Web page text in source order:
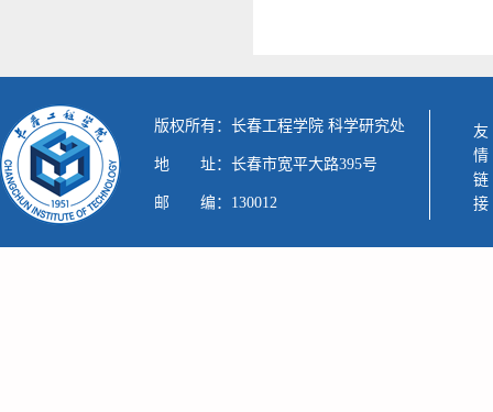
版权所有：长春工程学院 科学研究处
地 址：长春市宽平大路395号
邮 编：130012 友情链接